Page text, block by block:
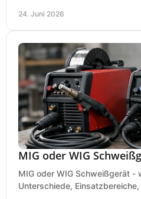
24. Juni 2026
MIG oder WIG
MIG oder WIG Schweißgerät -
Unterschiede,